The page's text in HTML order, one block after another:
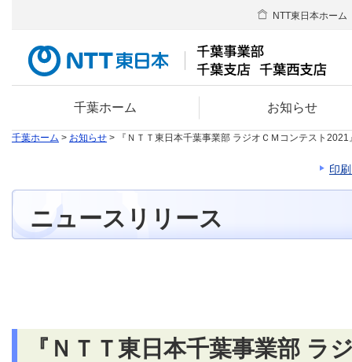
千葉ホーム お知らせ
NTT東日本ホーム
千葉ホーム > お知らせ > 『ＮＴＴ東日本千葉事業部 ラジオＣＭコンテスト
印
ニュースリリース
『ＮＴＴ東日本千葉事業部 ラ